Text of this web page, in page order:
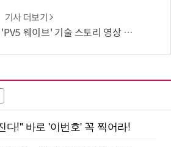
기사 더보기
이브' 기술 스토리 영상 조회수 1000만뷰 돌파